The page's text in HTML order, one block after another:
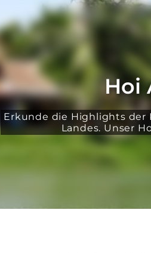
Hoi
Erkunde die Highlights
Landes. Unser